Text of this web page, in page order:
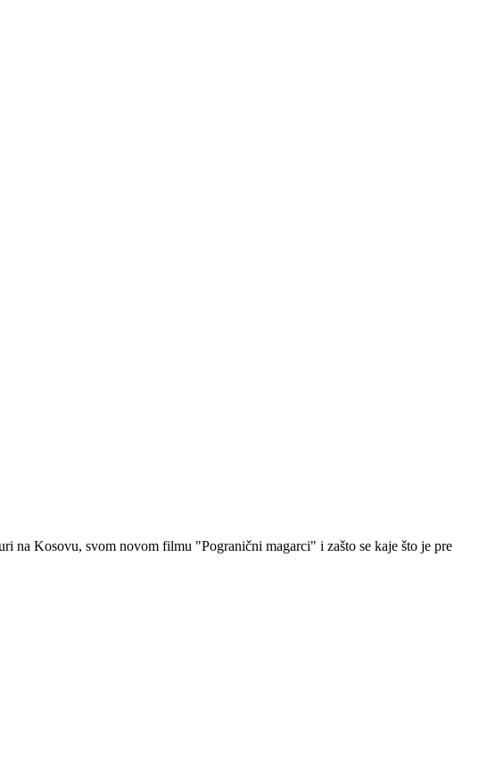
Kosovu, svom novom filmu "Pogranični magarci" i zašto se kaje što je pre